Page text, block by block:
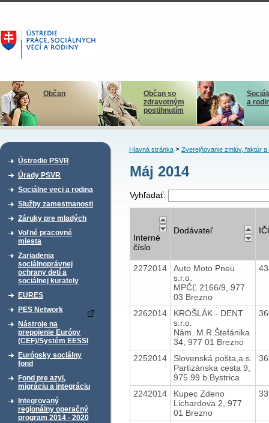
Občan
Občan so
zdravotným
postihnutím
a
Ústredie PSVR
Úrady PSVR
Sociálne veci a rodina
Služby zamestnanosti
Záruky pre mladých
Voľné pracovné
miesta
Zariadenia
sociálnoprávnej
ochrany detí a
sociálnej kurately
EURES
PES Network
Nástroje na
prepojenie Európy
(CEF)/Systém EESSI
Európsky sociálny
fond
Fond pre azyl,
migráciu a integráciu
Integrovaný
regionálny operačný
program 2014 - 2020
Hlavná stránka> Zverejňovanie zmlúv, faktúr a
Máj 2014
Vyhľadať:
Interné
číslo
Dodávateľ
2272014
Auto Moto Pneu
s.r.o.
MPČĽ 2166/9, 977
03 Brezno
2262014
KROŠLÁK - DENT
s.r.o.
Nám. M.R.Štefánika
34, 977 01 Brezno
2252014
Slovenská pošta,a.s.
Partizánska cesta 9,
975 99 b.Bystrica
2242014
Kupec Zdeno
Lichardova 2, 977
01 Brezno